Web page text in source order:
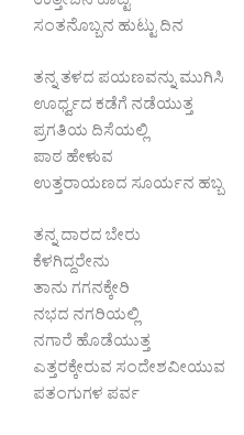
ಸಂತನೊಬ್ಬನ ಹುಟ್ಟು ದಿನ
ತನ್ನ ತಳದ ಪಯಣವನ್ನು ಮುಗಿಸಿ
ಊರ್ಧ್ವದ ಕಡೆಗೆ ನಡೆಯುತ್ತ
ಪ್ರಗತಿಯ ದಿಸೆಯಲ್ಲಿ
ಪಾಠ ಹೇಳುವ
ಉತ್ತರಾಯಣದ ಸೂರ್ಯನ ಹಬ್ಬ
ತನ್ನ ದಾರದ ಬೇರು
ಕೆಳಗಿದ್ದರೇನು
ತಾನು ಗಗನಕ್ಕೇರಿ
ನಭದ ನಗರಿಯಲ್ಲಿ
ನಗಾರೆ ಹೊಡೆಯುತ್ತ
ಎತ್ತರಕ್ಕೇರುವ ಸಂದೇಶವೀಯುವ
ಪತಂಗುಗಳ ಪರ್ವ